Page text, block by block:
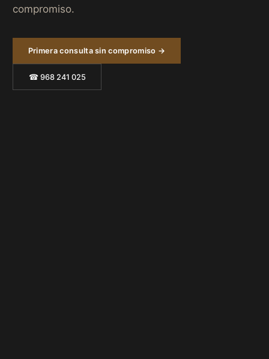
compromiso.
Primera consulta sin compromiso →
☎ 968 241 025